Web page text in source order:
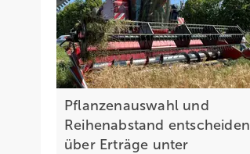
Pflanzenauswahl und
Reihenabstand entscheiden
über Erträge unter